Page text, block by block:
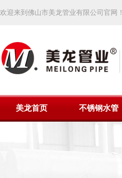
欢迎来到佛山市美龙管业有限公司官网！
美龙首页 不锈钢水管